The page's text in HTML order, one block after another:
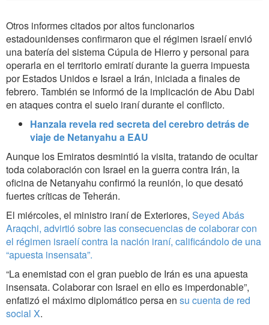
Otros informes citados por altos funcionarios
estadounidenses confirmaron que el régimen israelí envió
una batería del sistema Cúpula de Hierro y personal para
operarla en el territorio emiratí durante la guerra impuesta
por Estados Unidos e Israel a Irán, iniciada a finales de
febrero. También se informó de la implicación de Abu Dabi
en ataques contra el suelo iraní durante el conflicto.
Hanzala revela red secreta del cerebro detrás de
viaje de Netanyahu a EAU
Aunque los Emiratos desmintió la visita, tratando de ocultar
toda colaboración con Israel en la guerra contra Irán, la
oficina de Netanyahu confirmó la reunión, lo que desató
fuertes críticas de Teherán.
El miércoles, el ministro iraní de Exteriores, Seyed Abás
Araqchi, advirtió sobre las consecuencias de colaborar con
el régimen israelí contra la nación iraní, calificándolo de una
“apuesta insensata”.
“La enemistad con el gran pueblo de Irán es una apuesta
insensata. Colaborar con Israel en ello es imperdonable”,
enfatizó el máximo diplomático persa en su cuenta de red
social X.